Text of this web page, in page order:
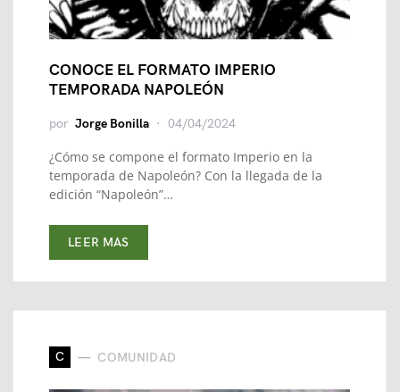
CONOCE EL FORMATO IMPERIO
TEMPORADA NAPOLEÓN
por Jorge Bonilla 04/04/2024
¿Cómo se compone el formato Imperio en la
temporada de Napoleón? Con la llegada de la
edición “Napoleón”…
LEER MAS
C COMUNIDAD